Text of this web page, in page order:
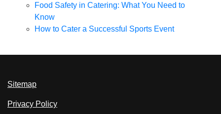
Food Safety in Catering: What You Need to
Know
How to Cater a Successful Sports Event
Sitemap
Privacy Policy